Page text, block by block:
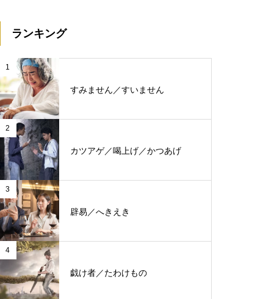
ランキング
1
すみません／すいません
2
カツアゲ／喝上げ／かつあげ
3
辟易／へきえき
4
戯け者／たわけもの